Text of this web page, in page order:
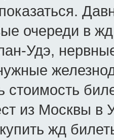
очереди в
Удэ,
стоимость
из Москвы в
жд